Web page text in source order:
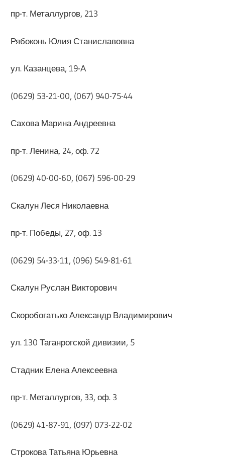
пр-т. Металлургов, 213
Рябоконь Юлия Станиславовна
ул. Казанцева, 19-А
(0629) 53-21-00, (067) 940-75-44
Сахова Марина Андреевна
пр-т. Ленина, 24, оф. 72
(0629) 40-00-60, (067) 596-00-29
Скалун Леся Николаевна
пр-т. Победы, 27, оф. 13
(0629) 54-33-11, (096) 549-81-61
Скалун Руслан Викторович
Скоробогатько Александр Владимирович
ул. 130 Таганрогской дивизии, 5
Стадник Елена Алексеевна
пр-т. Металлургов, 33, оф. 3
(0629) 41-87-91, (097) 073-22-02
Строкова Татьяна Юрьевна